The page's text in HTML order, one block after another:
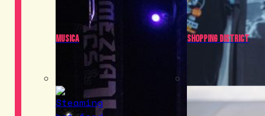
Musica Shopping District